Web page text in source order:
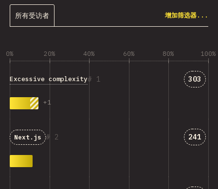
所有受访者 增加筛选器...
0% 20% 40% 60% 80% 100%
1
Excessive complexity
+1
匹配
303
2
Next.js 匹配
241